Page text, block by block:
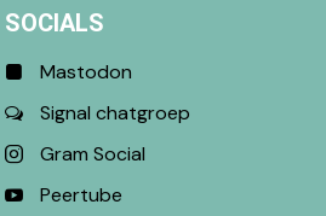
SOCIALS
Mastodon
Signal chatgroep
Gram Social
Peertube